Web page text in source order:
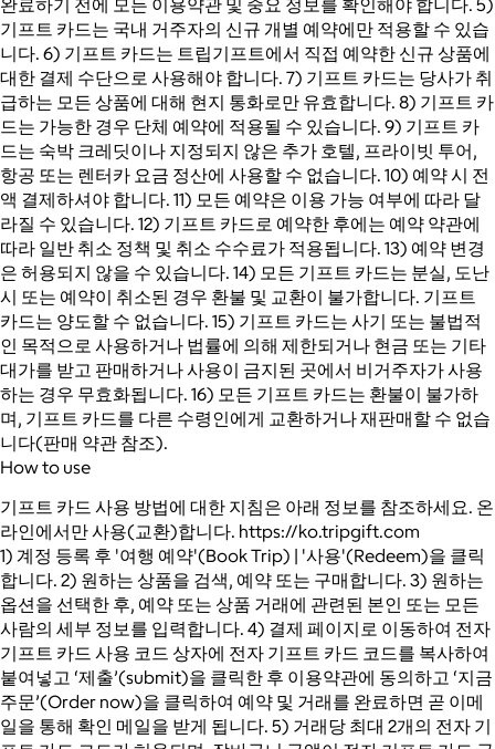
완료하기 전에 모든 이용약관 및 중요 정보를 확인해야 합니다. 5)
기프트 카드는 국내 거주자의 신규 개별 예약에만 적용할 수 있습
니다. 6) 기프트 카드는 트립기프트에서 직접 예약한 신규 상품에
대한 결제 수단으로 사용해야 합니다. 7) 기프트 카드는 당사가 취
급하는 모든 상품에 대해 현지 통화로만 유효합니다. 8) 기프트 카
드는 가능한 경우 단체 예약에 적용될 수 있습니다. 9) 기프트 카
드는 숙박 크레딧이나 지정되지 않은 추가 호텔, 프라이빗 투어,
항공 또는 렌터카 요금 정산에 사용할 수 없습니다. 10) 예약 시 전
액 결제하셔야 합니다. 11) 모든 예약은 이용 가능 여부에 따라 달
라질 수 있습니다. 12) 기프트 카드로 예약한 후에는 예약 약관에
따라 일반 취소 정책 및 취소 수수료가 적용됩니다. 13) 예약 변경
은 허용되지 않을 수 있습니다. 14) 모든 기프트 카드는 분실, 도난
시 또는 예약이 취소된 경우 환불 및 교환이 불가합니다. 기프트
카드는 양도할 수 없습니다. 15) 기프트 카드는 사기 또는 불법적
인 목적으로 사용하거나 법률에 의해 제한되거나 현금 또는 기타
대가를 받고 판매하거나 사용이 금지된 곳에서 비거주자가 사용
하는 경우 무효화됩니다. 16) 모든 기프트 카드는 환불이 불가하
며, 기프트 카드를 다른 수령인에게 교환하거나 재판매할 수 없습
니다(판매 약관 참조).
How to use
기프트 카드 사용 방법에 대한 지침은 아래 정보를 참조하세요. 온
라인에서만 사용(교환)합니다. https://ko.tripgift.com
1) 계정 등록 후 '여행 예약'(Book Trip) | '사용'(Redeem)을 클릭
합니다. 2) 원하는 상품을 검색, 예약 또는 구매합니다. 3) 원하는
옵션을 선택한 후, 예약 또는 상품 거래에 관련된 본인 또는 모든
사람의 세부 정보를 입력합니다. 4) 결제 페이지로 이동하여 전자
기프트 카드 사용 코드 상자에 전자 기프트 카드 코드를 복사하여
붙여넣고 ‘제출’(submit)을 클릭한 후 이용약관에 동의하고 ‘지금
주문’(Order now)을 클릭하여 예약 및 거래를 완료하면 곧 이메
일을 통해 확인 메일을 받게 됩니다. 5) 거래당 최대 2개의 전자 기